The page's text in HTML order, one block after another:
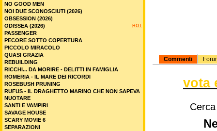
Commenti
vota
NO GOOD MEN
NOI DUE SCONOSCIUTI (2026)
OBSESSION (2026)
HOT
ODISSEA (2026)
PASSENGER
PECORE SOTTO COPERTURA
PICCOLO MIRACOLO
QUASI GRAZIA
REBUILDING
RICCHI... DA MORIRE - DELITTI IN FAMIGLIA
ROMERIA - IL MARE DEI RICORDI
ROSEBUSH PRUNING
RUFUS - IL DRAGHETTO MARINO CHE NON SAPEVA
NUOTARE
SANTI E VAMPIRI
SAVAGE HOUSE
SCARY MOVIE 6
SEPARAZIONI